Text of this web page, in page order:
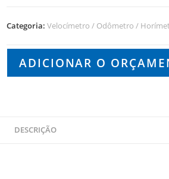
Categoria: Velocímetro / Odômetro /
ADICIONAR O
DESCRIÇÃO